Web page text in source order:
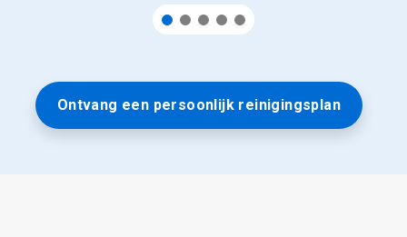
Ontvang een persoonlijk reinigingsplan